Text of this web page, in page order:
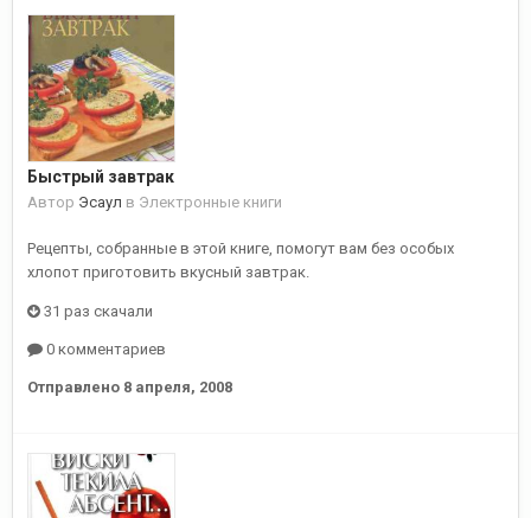
Быстрый завтрак
Автор Эсаул в Электронные книги
Рецепты, собранные в этой книге, помогут вам без особых
хлопот приготовить вкусный завтрак.
31 раз скачали
0 комментариев
Отправлено 8 апреля, 2008